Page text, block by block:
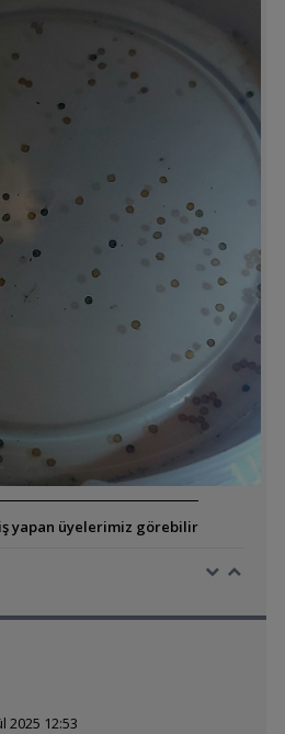
yapan üyelerimiz görebilir
2025 12:53